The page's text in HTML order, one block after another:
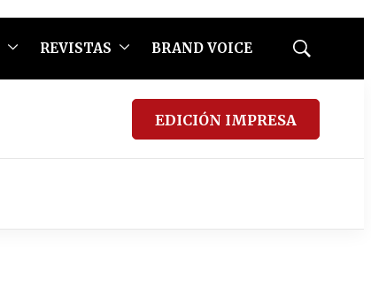
REVISTAS BRAND VOICE
Mostrar
EDICIÓN IMPRESA